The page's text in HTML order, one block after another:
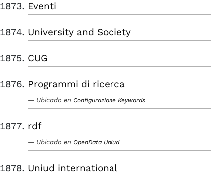
Eventi
University and Society
CUG
Programmi di ricerca
Ubicado en Configurazione Keywords
rdf
Ubicado en OpenData Uniud
Uniud international